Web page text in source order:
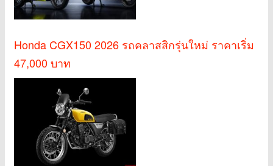
Honda CGX150 2026 รถคลาสสิกรุ่นใหม่ ราคาเริ่ม
47,000 บาท